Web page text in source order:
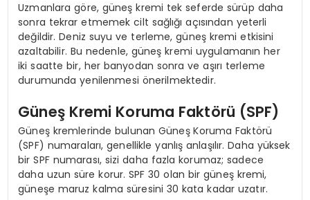
Uzmanlara göre, güneş kremi tek seferde sürüp daha
sonra tekrar etmemek cilt sağlığı açısından yeterli
değildir. Deniz suyu ve terleme, güneş kremi etkisini
azaltabilir. Bu nedenle, güneş kremi uygulamanın her
iki saatte bir, her banyodan sonra ve aşırı terleme
durumunda yenilenmesi önerilmektedir.
Güneş Kremi Koruma Faktörü (SPF)
Güneş kremlerinde bulunan Güneş Koruma Faktörü
(SPF) numaraları, genellikle yanlış anlaşılır. Daha yüksek
bir SPF numarası, sizi daha fazla korumaz; sadece
daha uzun süre korur. SPF 30 olan bir güneş kremi,
güneşe maruz kalma süresini 30 kata kadar uzatır.